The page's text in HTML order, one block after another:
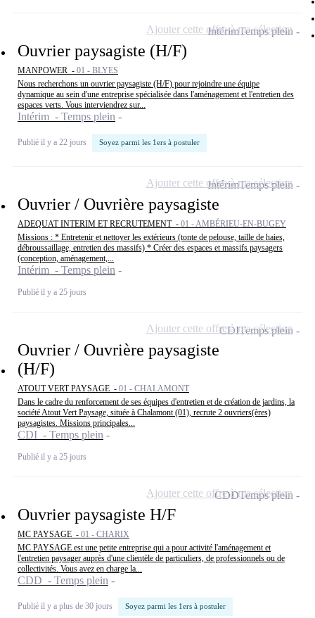
Ouvrier paysagiste (H/F)
MANPOWER - 01 - BLYES
Nous recherchons un ouvrier paysagiste (H/F) pour rejoindre une équipe
dynamique au sein d'une entreprise spécialisée dans l'aménagement et l'entretien des
espaces verts. Vous interviendrez sur...
Intérim - Temps plein
Publié il y a 22 jours Soyez parmi les 1ers à postuler
IntérimTemps plein
Ajouter cette offre à ma sélection
Ouvrier / Ouvrière paysagiste
ADEQUAT INTERIM ET RECRUTEMENT - 01 - AMBÉRIEU-EN-BUGEY
Missions : * Entretenir et nettoyer les extérieurs (tonte de pelouse, taille de haies,
débroussaillage, entretien des massifs) * Créer des espaces et massifs paysagers
(conception, aménagement,...
Intérim - Temps plein
Publié il y a 25 jours
IntérimTemps plein
Ajouter cette offre à ma sélection
Ouvrier / Ouvrière paysagiste
(H/F)
ATOUT VERT PAYSAGE - 01 - CHALAMONT
Dans le cadre du renforcement de ses équipes d'entretien et de création de jardins, la
société Atout Vert Paysage, située à Chalamont (01), recrute 2 ouvriers(ères)
paysagistes. Missions principales...
CDI - Temps plein
Publié il y a 25 jours
CDITemps plein
Ajouter cette offre à ma sélection
Ouvrier paysagiste H/F
MC PAYSAGE - 01 - CHARIX
MC PAYSAGE est une petite entreprise qui a pour activité l'aménagement et
l'entretien paysager auprès d'une clientèle de particuliers, de professionnels ou de
collectivités. Vous avez en charge la...
CDD - Temps plein
Publié il y a plus de 30 jours Soyez parmi les 1ers à postuler
CDDTemps plein
Ajouter cette offre à ma sélection